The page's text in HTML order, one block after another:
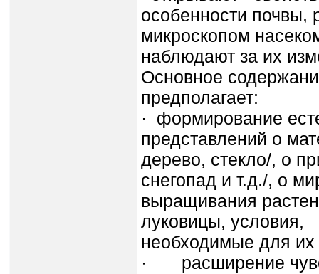
особенности почвы,
микроскопом
наблюдают за их
Основное
предполагает:
· формирование
представлений о
дерево, стекло/, о
снегопад и т.д./, о
выращивания
луковицы, условия,
необходимые для их
· расширение